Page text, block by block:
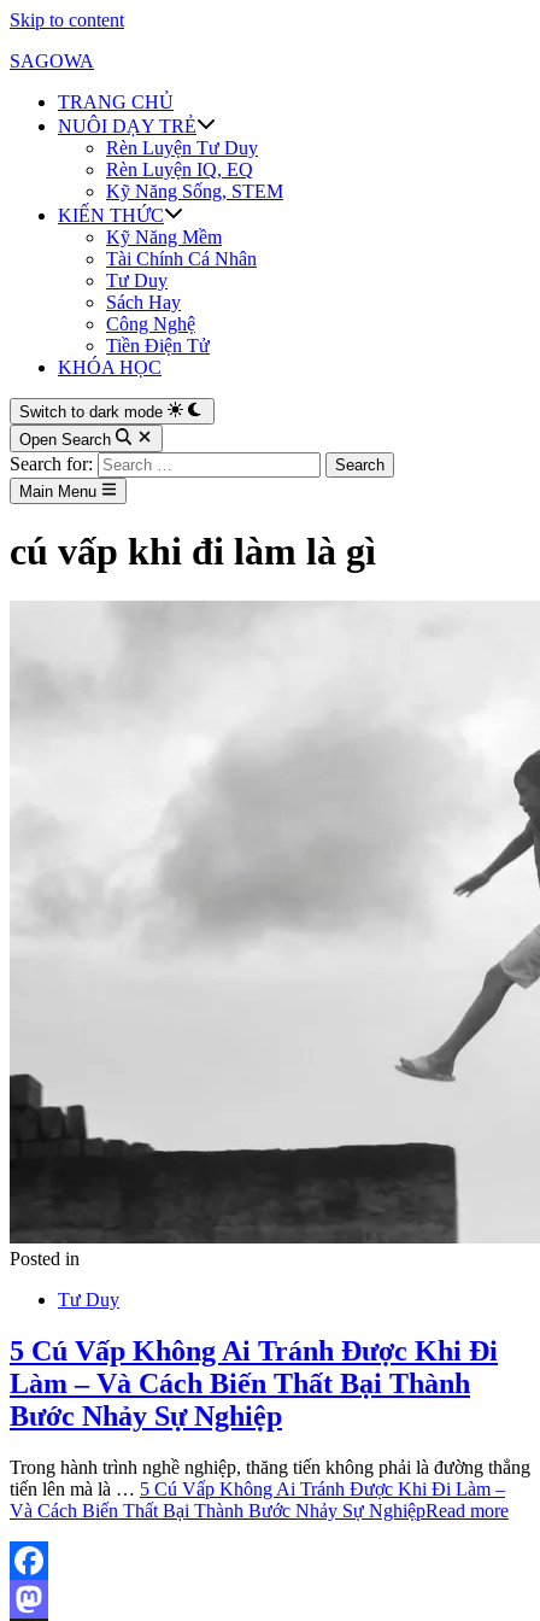
Skip to content
SAGOWA
TRANG CHỦ
NUÔI DẠY TRẺ
Rèn Luyện Tư Duy
Rèn Luyện IQ, EQ
Kỹ Năng Sống, STEM
KIẾN THỨC
Kỹ Năng Mềm
Tài Chính Cá Nhân
Tư Duy
Sách Hay
Công Nghệ
Tiền Điện Tử
KHÓA HỌC
Switch to dark mode
Open Search
Search for:
Main Menu
cú vấp khi đi làm là gì
Posted in
Tư Duy
5 Cú Vấp Không Ai Tránh Được Khi Đi
Làm – Và Cách Biến Thất Bại Thành
Bước Nhảy Sự Nghiệp
Trong hành trình nghề nghiệp, thăng tiến không phải là đường thẳng
tiến lên mà là … 5 Cú Vấp Không Ai Tránh Được Khi Đi Làm –
Và Cách Biến Thất Bại Thành Bước Nhảy Sự NghiệpRead more
Facebook